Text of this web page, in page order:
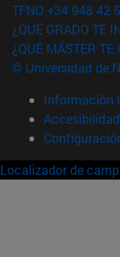
TFNO +34 948 42
¿QUÉ GRADO TE
¿QUÉ MÁSTER TE
© Universidad de
Información
Accesibilidad
Localizador de